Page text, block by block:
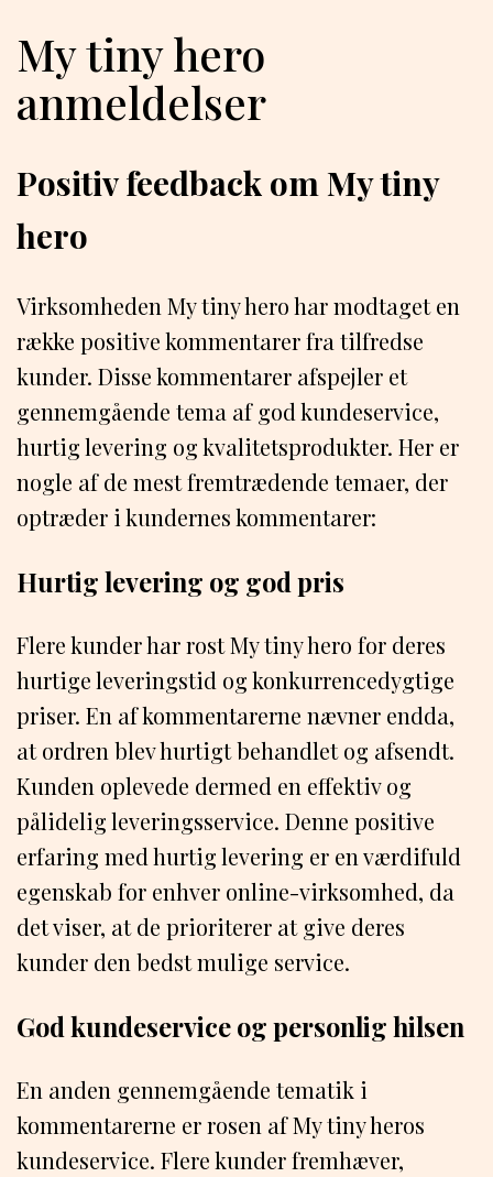
My tiny hero
anmeldelser
Positiv feedback om My tiny
hero
Virksomheden My tiny hero har modtaget en
række positive kommentarer fra tilfredse
kunder. Disse kommentarer afspejler et
gennemgående tema af god kundeservice,
hurtig levering og kvalitetsprodukter. Her er
nogle af de mest fremtrædende temaer, der
optræder i kundernes kommentarer:
Hurtig levering og god pris
Flere kunder har rost My tiny hero for deres
hurtige leveringstid og konkurrencedygtige
priser. En af kommentarerne nævner endda,
at ordren blev hurtigt behandlet og afsendt.
Kunden oplevede dermed en effektiv og
pålidelig leveringsservice. Denne positive
erfaring med hurtig levering er en værdifuld
egenskab for enhver online-virksomhed, da
det viser, at de prioriterer at give deres
kunder den bedst mulige service.
God kundeservice og personlig hilsen
En anden gennemgående tematik i
kommentarerne er rosen af My tiny heros
kundeservice. Flere kunder fremhæver,